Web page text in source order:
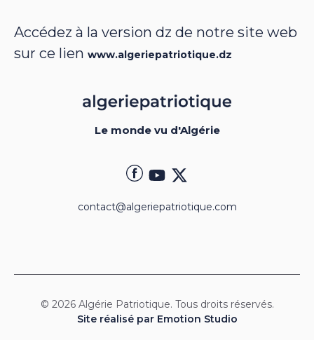
Accédez à la version dz de notre site web
sur ce lien www.algeriepatriotique.dz
Le monde vu d'Algérie
contact@algeriepatriotique.com
© 2026 Algérie Patriotique. Tous droits réservés.
Site réalisé par Emotion Studio